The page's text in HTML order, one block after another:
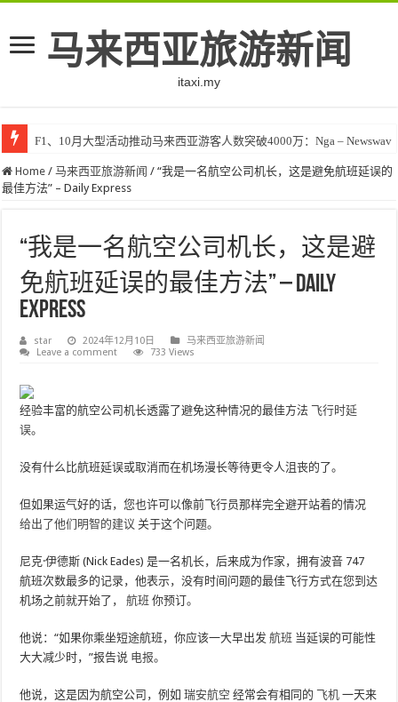
马来西亚旅游新闻
itaxi.my
F1、10月大型活动推动马来西亚游客人数突破4000万：Nga – Newswav
Home / 马来西亚旅游新闻 / “我是一名航空公司机长，这是避免航班延误的
最佳方法” – Daily Express
“我是一名航空公司机长，这是避
免航班延误的最佳方法” – Daily
Express
star 2024年12月10日
马来西亚旅游新闻
Leave a comment
733 Views
经验丰富的航空公司机长透露了避免这种情况的最佳方法飞行时延
误。
没有什么比航班延误或取消而在机场漫长等待更令人沮丧的了。
但如果运气好的话，您也许可以像前飞行员那样完全避开站着的情况
给出了他们明智的建议 关于这个问题。
尼克·伊德斯 (Nick Eades) 是一名机长，后来成为作家，拥有波音 747
航班次数最多的记录，他表示，没有时间问题的最佳飞行方式在您到达
机场之前就开始了，航班你预订。
他说：“如果你乘坐短途航班，你应该一大早出发航班 当延误的可能性
大大减少时，”报告说 电报。
他说，这是因为航空公司，例如瑞安航空经常会有相同的飞机一天来